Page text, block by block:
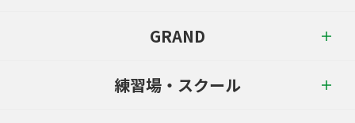
GRAND
練習場・スクール